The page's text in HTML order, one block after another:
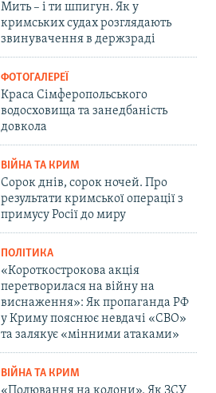
Мить – і ти шпигун. Як у
кримських судах розглядають
звинувачення в держзраді
ФОТОГАЛЕРЕЇ
Краса Сімферопольського
водосховища та занедбаність
довкола
ВІЙНА ТА КРИМ
Сорок днів, сорок ночей. Про
результати кримської операції з
примусу Росії до миру
ПОЛІТИКА
«Короткострокова акція
перетворилася на війну на
виснаження»: Як пропаганда РФ
у Криму пояснює невдачі «СВО»
та залякує «мінними атаками»
ВІЙНА ТА КРИМ